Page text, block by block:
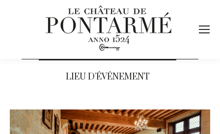
LIEU D’ÉVÉNEMENT